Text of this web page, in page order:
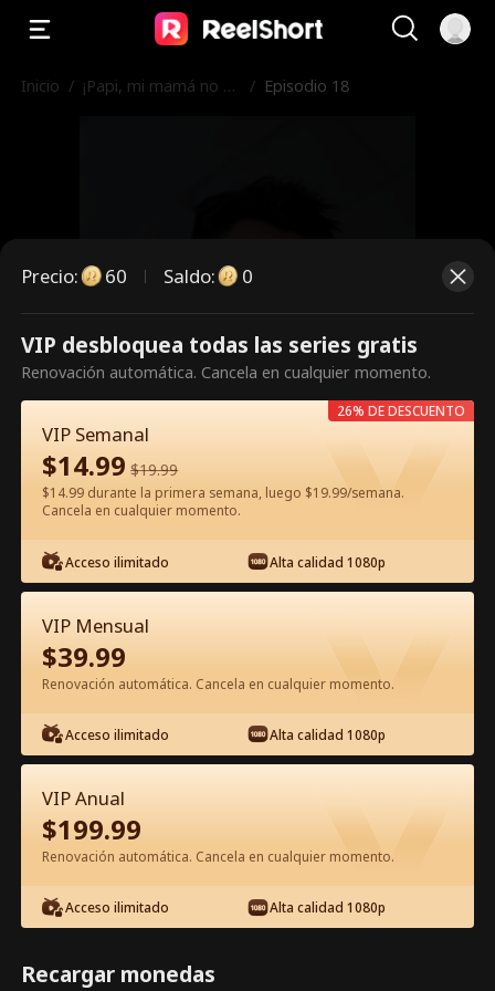
Inicio / ¡Papi, mi mamá no te
/ Episodio 18
Es un episodio de pago.
Desbloquéalo para verlo.
60Desbloquear ahora
Ver gratis en la app
Episodio 18 - ¡Papi, mi mamá no te
quiere! Película Completa
1-50 51-61 Todos los Episodios
18 19 20 21 22
Precio: 60 Saldo: 0
VIP desbloquea todas las series gratis
Renovación automática. Cancela en cualquier momento.
VIP Semanal
$14.99 $19.99
$14.99 durante la primera semana, luego $19.99/semana.
Cancela en cualquier momento.
Acceso ilimitado Alta calidad 1080p
26% DE DESCUENTO
VIP Mensual
$39.99
Renovación automática. Cancela en cualquier momento.
Acceso ilimitado Alta calidad 1080p
VIP Anual
$199.99
Renovación automática. Cancela en cualquier momento.
Acceso ilimitado Alta calidad 1080p
Recargar monedas